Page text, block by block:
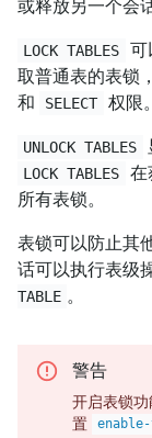
或释放另一个会
LOCK TABLES
可
取普通表的表锁
和 SELECT 权限。
UNLOCK TABLES
LOCK TABLES
在
所有表锁。
表锁可以防止其
话可以执行表级
TABLE 。
警告
开启表锁
置